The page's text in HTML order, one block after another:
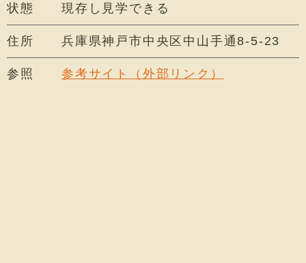
状態 現存し見学できる
住所 兵庫県神戸市中央区中山手通8-5-23
参照 参考サイト（外部リンク）